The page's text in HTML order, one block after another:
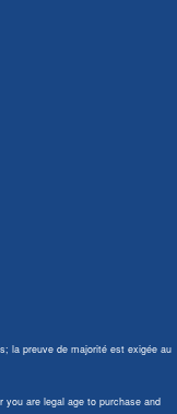
la preuve de majorité est exigée au
you are legal age to purchase and